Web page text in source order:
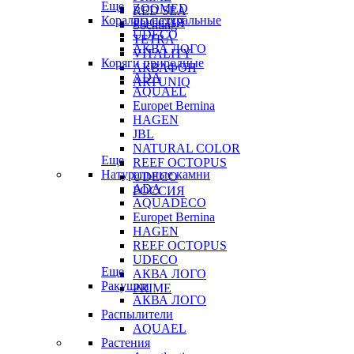
RED SEA
Sochting
TETRA
VITALITY
АКВАФОН
ARTUNIQ
ZOOMED
РОССИЯ
Еще
Кораллы натуральные
UDECO
АКВА ЛОГО
Коряги природные
ADA
AQUAEL
Europet Bernina
HAGEN
JBL
NATURAL COLOR
REEF OCTOPUS
UDECO
РОССИЯ
Еще
Натуральные камни
ADA
AQUADECO
Europet Bernina
HAGEN
REEF OCTOPUS
UDECO
АКВА ЛОГО
PRIME
Еще
Ракушки
АКВА ЛОГО
Распылители
AQUAEL
Растения